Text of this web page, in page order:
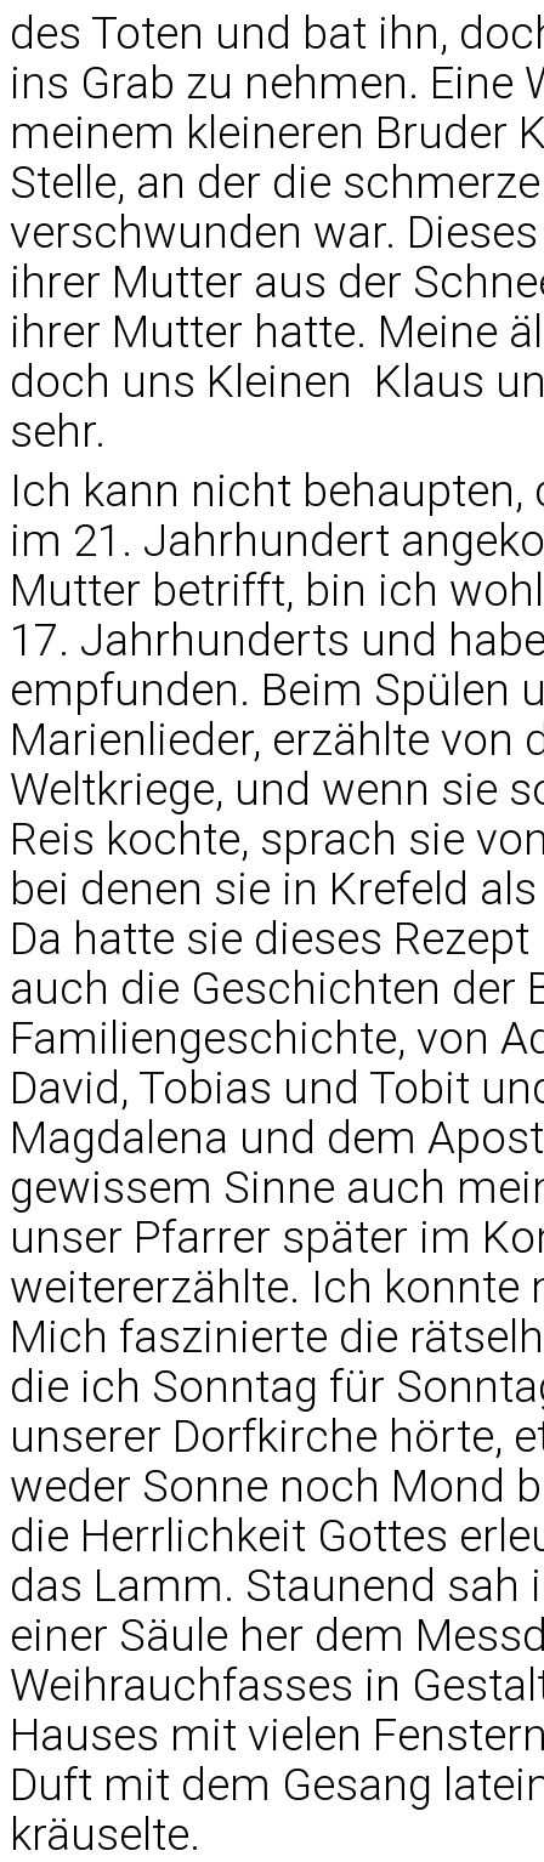
des Toten und bat ihn,
ins Grab zu nehmen. Eine
meinem kleineren Bruder
Stelle, an der die
verschwunden war.
ihrer Mutter aus der
ihrer Mutter hatte. Meine
doch uns Kleinen  Klaus
sehr.
Ich kann nicht
im 21. Jahrhundert
Mutter betrifft, bin ich
17. Jahrhunderts und
empfunden. Beim Spülen
Marienlieder, erzählte von
Weltkriege, und wenn sie
Reis kochte, sprach sie
bei denen sie in Krefeld
Da hatte sie dieses
auch die Geschichten der
Familiengeschichte, von
David, Tobias und Tobit
Magdalena und dem
gewissem Sinne auch
unser Pfarrer später im
weitererzählte. Ich konnte
Mich faszinierte die
die ich Sonntag für
unserer Dorfkirche hörte,
weder Sonne noch Mond
die Herrlichkeit Gottes
das Lamm. Staunend
einer Säule her dem
Weihrauchfasses in
Hauses mit vielen
Duft mit dem Gesang
kräuselte.